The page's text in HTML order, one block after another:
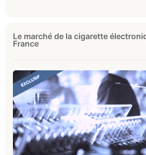
Le marché de la cigarette
France